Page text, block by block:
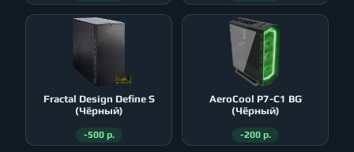
Fractal Design Define S
(Чёрный)
-500 р.
AeroСool P7-C1 BG
(Чёрный)
-200 р.